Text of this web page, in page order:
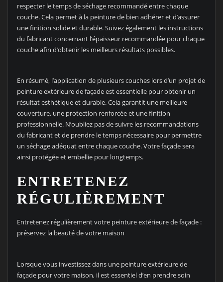
respecter le temps de séchage recommandé entre chaque
couche. Cela permet à la peinture de bien adhérer et d’assurer
une finition solide et durable. Suivez également les instructions
du fabricant concernant l’épaisseur recommandée pour chaque
couche afin d’obtenir les meilleurs résultats possibles.
En résumé, l’application de plusieurs couches lors d’un projet de
peinture extérieure de façade est essentielle pour obtenir un
résultat esthétique et durable. Cela garantit une meilleure
couverture, une protection renforcée et une finition
professionnelle. N’oubliez pas de suivre les recommandations
du fabricant et de prendre le temps nécessaire pour permettre
un séchage adéquat entre chaque couche. Votre façade sera
ainsi protégée et embellie pour longtemps.
ENTRETENEZ
RÉGULIÈREMENT
Entretenez régulièrement votre peinture extérieure de façade :
préservez la beauté de votre maison
Lorsque vous investissez dans une peinture extérieure de
façade pour votre maison, il est essentiel d’en prendre soin